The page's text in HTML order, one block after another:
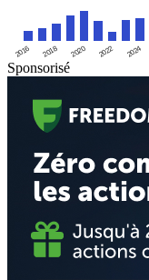
2016 2018 2020 2022 2024
Sponsorisé